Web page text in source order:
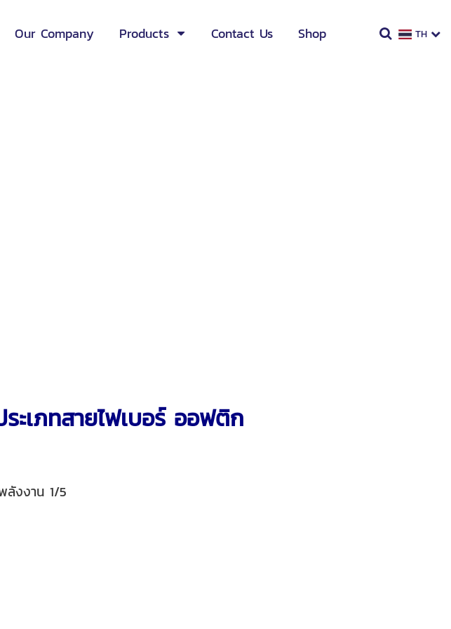
Our Company Products Contact Us Shop TH
ะเภทสายไฟเบอร์ ออฟติก
ลังงาน 1/5